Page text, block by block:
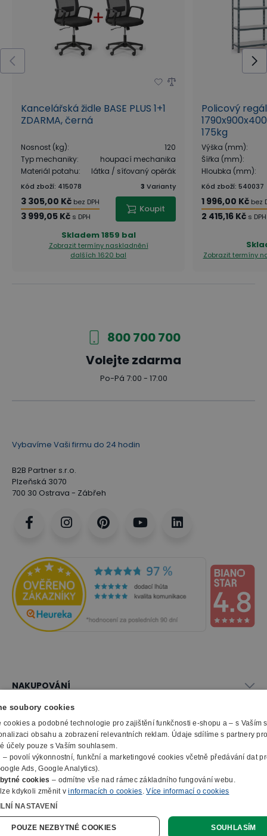
Kancelářská židle BASE PLUS 1+1
ZDARMA, černá
Nosnost (kg):
120
Typ mechaniky:
houpací mechanika
Materiál potahu: látka / síťovaný opěrák
Kód zboží: 415078 3 Varianty
3 305,00 Kč bez DPH
3 999,05 Kč s DPH
Koupit
Skladem1859 bal
Zobrazit termíny naskladnění
dalších 1620 bal
Policový regál
175kg
Výška (mm):
Šířka (mm):
Hloubka (mm):
Kód zboží: 540037
1 996,00 Kč bez
2 415,16 Kč s DPH
Zobrazit termíny
800 700 700
Volejte zdarma
Po-Pá 7:00 - 17:00
Vybavíme Vaši firmu do 24 hodin
B2B Partner s.r.o.
Plzeňská 3070
700 30 Ostrava - Zábřeh
NAKUPOVÁNÍ
Vše o nákupu
Obchodní podmínky
Doprava a montáž
Možnosti platby
Záruka, servis, reklamace
Ochrana osobních údajů
Informace o cookies
Jak nakupovat
Online poptávka
SLUŽBY
Naše katalogy
Reklamační formulář
Výroba kancelářského nábytku
Zpracování elektroodpadu
E-Procurement
Prohlášení o přístupnosti
O FIRMĚ
O nás
Kontakty
Členství v organizacích
Ocenění a certifikáty
Naše eshopy
© 2010 - 2026 B2B Partner s.r.o. - Všechna práva vyhrazena.
soubory cookies
cookies a podobné technologie pro zajištění funkčnosti e-shopu a – s Vaším
obsahu a zobrazení relevantních reklam. Údaje sdílíme s partnery
účely pouze s Vaším souhlasem.
– povolí výkonnostní, funkční a marketingové cookies včetně předávání dat
Ads, Google Analytics).
cookies – odmítne vše nad rámec základního fungování webu.
kdykoli změnit vinformacích o cookies. Více informací o cookies
NASTAVENÍ
SOUHLASÍM
POUZE NEZBYTNÉ COOKIES